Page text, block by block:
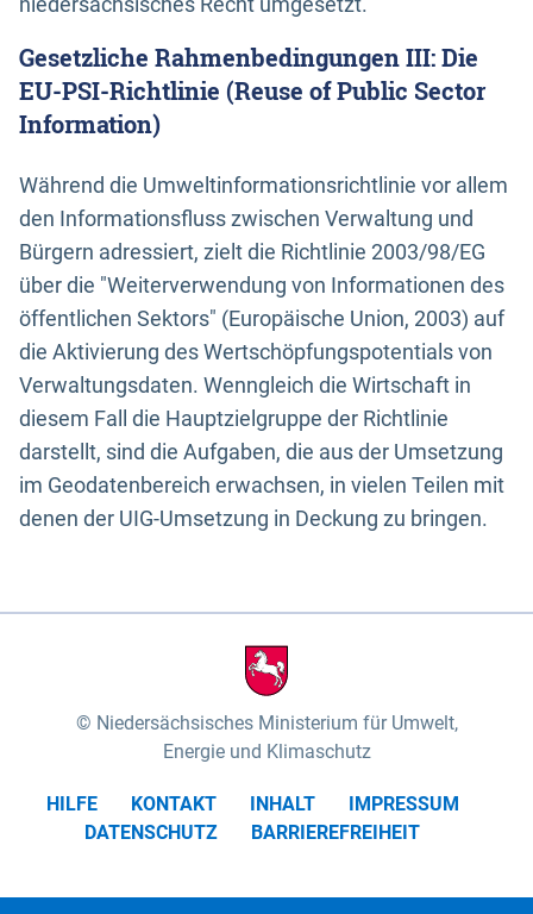
Gesetzliche Rahmenbedingungen III: Die
EU-PSI-Richtlinie (Reuse of Public Sector
Information)
Während die Umweltinformationsrichtlinie vor allem
den Informationsfluss zwischen Verwaltung und
Bürgern adressiert, zielt die Richtlinie 2003/98/EG
über die "Weiterverwendung von Informationen des
öffentlichen Sektors" (Europäische Union, 2003) auf
die Aktivierung des Wertschöpfungspotentials von
Verwaltungsdaten. Wenngleich die Wirtschaft in
diesem Fall die Hauptzielgruppe der Richtlinie
darstellt, sind die Aufgaben, die aus der Umsetzung
im Geodatenbereich erwachsen, in vielen Teilen mit
denen der UIG-Umsetzung in Deckung zu bringen.
Niedersächsisches Ministerium für Umwelt,
Energie und Klimaschutz
HILFE KONTAKT INHALT
IMPRESSUM
DATENSCHUTZ
BARRIEREFREIHEIT